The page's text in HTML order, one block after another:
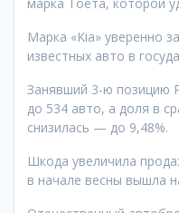
Марка «Kia» уверенно
известных авто в
Занявший 3-ю позицию
до 534 авто, а доля в
снизилась — до 9,48%.
Шкода увеличила
в начале весны вышла